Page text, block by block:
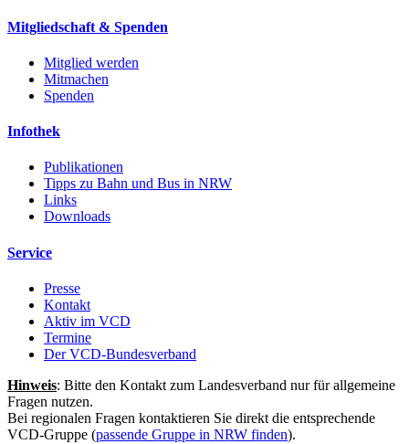
Mitgliedschaft & Spenden
Mitglied werden
Mitmachen
Spenden
Infothek
Publikationen
Tipps zu Bahn und Bus in NRW
Links
Downloads
Service
Presse
Kontakt
Aktiv im VCD
Termine
Der VCD-Bundesverband
Hinweis: Bitte den Kontakt zum Landesverband nur für allgemeine
Fragen nutzen.
Bei regionalen Fragen kontaktieren Sie direkt die entsprechende
VCD-Gruppe (passende Gruppe in NRW finden).